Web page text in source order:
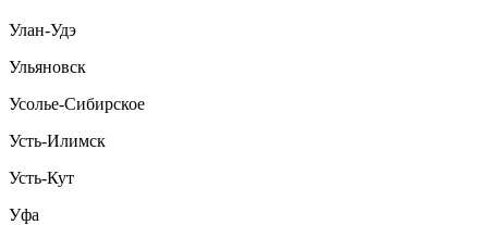
Улан-Удэ
Ульяновск
Усолье-Сибирское
Усть-Илимск
Усть-Кут
Уфа